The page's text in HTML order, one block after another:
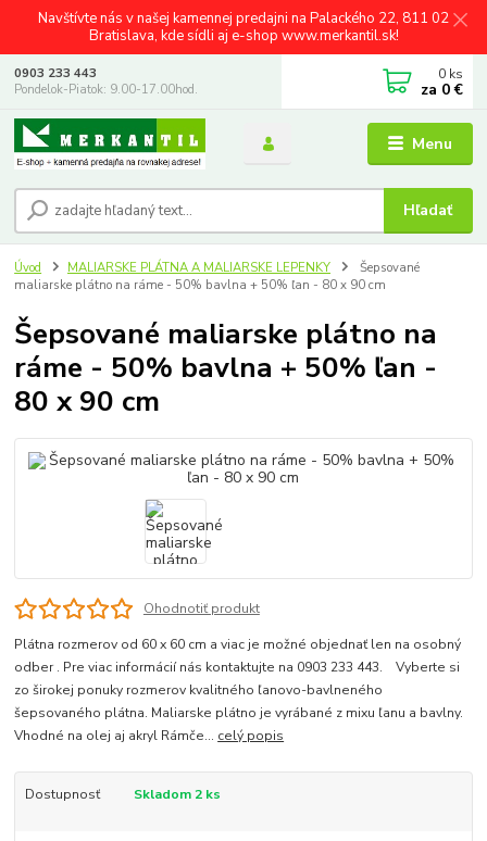
Navštívte nás v našej kamennej predajni na Palackého 22, 811 02
Bratislava, kde sídli aj e-shop www.merkantil.sk!
Menu
Hľadať
0903 233 443
Pondelok-Piatok: 9.00-17.00hod.
0 ks
za 0 €
Úvod MALIARSKE PLÁTNA A MALIARSKE LEPENKY
Šepsované
maliarske plátno na ráme - 50% bavlna + 50% ľan - 80 x 90 cm
Šepsované maliarske plátno na
ráme - 50% bavlna + 50% ľan -
80 x 90 cm
Ohodnotiť produkt
Plátna rozmerov od 60 x 60 cm a viac je možné objednať len na osobný
odber . Pre viac informácií nás kontaktujte na 0903 233 443. Vyberte si
zo širokej ponuky rozmerov kvalitného ľanovo-bavlneného
šepsovaného plátna. Maliarske plátno je vyrábané z mixu ľanu a bavlny.
Vhodné na olej aj akryl Rámče... celý popis
Dostupnosť Skladom 2 ks